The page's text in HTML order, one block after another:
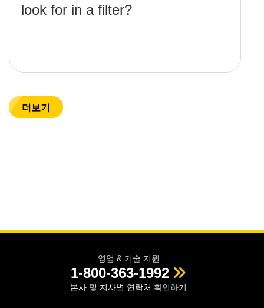
look for in a filter?
더보기
영업 & 기술 지원
1-800-363-1992
본사 및 지사별 연락처 확인하기